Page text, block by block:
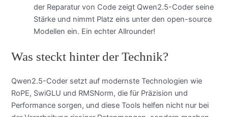
der Reparatur von Code zeigt Qwen2.5-Coder seine
Stärke und nimmt Platz eins unter den open-source
Modellen ein. Ein echter Allrounder!
Was steckt hinter der Technik?
Qwen2.5-Coder setzt auf modernste Technologien wie
RoPE, SwiGLU und RMSNorm, die für Präzision und
Performance sorgen, und diese Tools helfen nicht nur bei